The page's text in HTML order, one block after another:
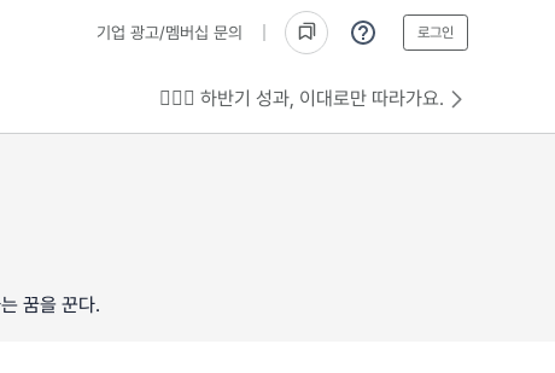
기업 광고/멤버십 문의 로그인
💁🏻‍♂️ 하반기 성과, 이대로만 따라가요.
꿈을 꾼다.